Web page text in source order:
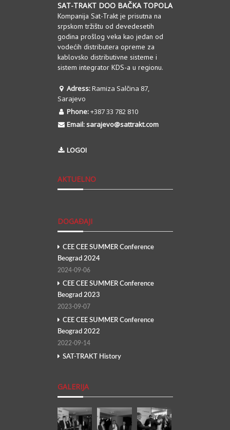
SAT-TRAKT DOO BAČKA TOPOLA
Kompanija Sat-Trakt je prisutna na
srpskom tržištu od devedesetih
godina prošlog veka kao jedan od
vodećih distributera opreme za
kablovsko distributivne sisteme i
sistem integrator KDS-a u regionu.
Adress:Ramiza Salčina 87,
Sarajevo
Phone:+387 33 782 810
Email:sarajevo@sattrakt.com
LOGOI
AKTUELNO
DOGAĐAJI
CEE CEE SUMMER Conference
Beograd 2024
2024-09-06
CEE CEE SUMMER Conference
Beograd 2023
2023-09-07
CEE CEE SUMMER Conference
Beograd 2022
2022-09-14
SAT-TRAKT History
GALERIJA